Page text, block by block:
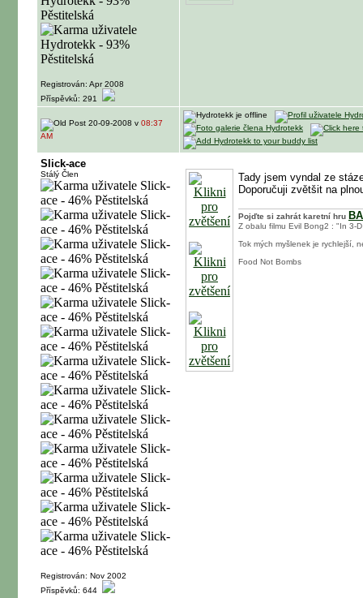
Registrován: Apr 2008
Příspěvků: 291
20-09-2008 v 08:37
AM
Slick-ace
Stálý Člen
Registrován: Nov 2002
Příspěvků: 644
Tady jsem vyndal ze
Doporučuji zvětšit na
Pojďte si zahrát karetní hru
Z obalu filmu Evil Bong2 : "In 3-
Tok mých myšlenek je rychlejší,
Food Not Bombs